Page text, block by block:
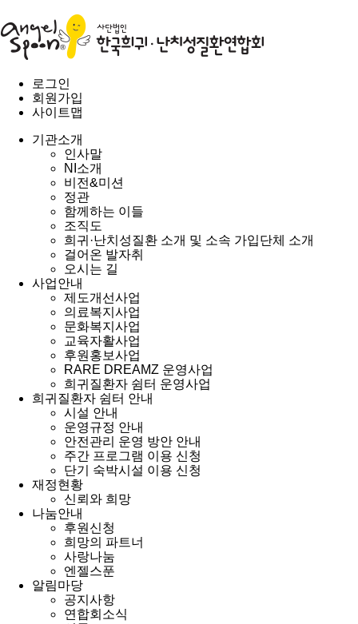
로그인
회원가입
사이트맵
기관소개
인사말
NI소개
비전&미션
정관
함께하는 이들
조직도
희귀·난치성질환 소개 및 소속 가입단체 소개
걸어온 발자취
오시는 길
사업안내
제도개선사업
의료복지사업
문화복지사업
교육자활사업
후원홍보사업
RARE DREAMZ 운영사업
희귀질환자 쉼터 운영사업
희귀질환자 쉼터 안내
시설 안내
운영규정 안내
안전관리 운영 방안 안내
주간 프로그램 이용 신청
단기 숙박시설 이용 신청
재정현황
신뢰와 희망
나눔안내
후원신청
희망의 파트너
사랑나눔
엔젤스푼
알림마당
공지사항
연합회소식